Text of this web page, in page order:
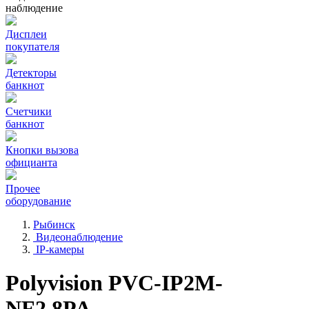
наблюдение
Дисплеи
покупателя
Детекторы
банкнот
Счетчики
банкнот
Кнопки вызова
официанта
Прочее
оборудование
Рыбинск
Видеонаблюдение
IP-камеры
Polyvision PVC-IP2M-